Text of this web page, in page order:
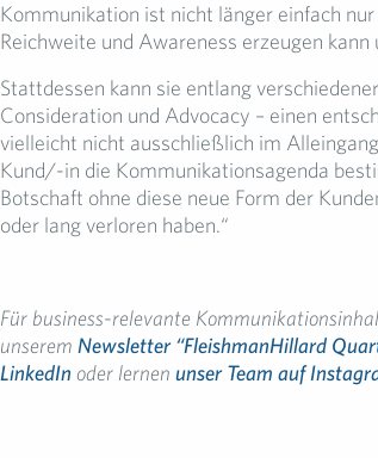
Kommunikation ist nicht länger einfach nur
Reichweite und Awareness erzeugen kann
Stattdessen kann sie entlang
Consideration und Advocacy – einen
vielleicht nicht ausschließlich im
Kund/-in die Kommunikationsagenda
Botschaft ohne diese neue Form der
oder lang verloren haben.“
Für business-relevante
unserem Newsletter “FleishmanHillard
LinkedIn oder lernen unser Team auf